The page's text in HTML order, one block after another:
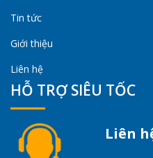
Tin tức
Giới thiệu
Liên hệ
HỖ TRỢ SIÊU TỐC
Liên